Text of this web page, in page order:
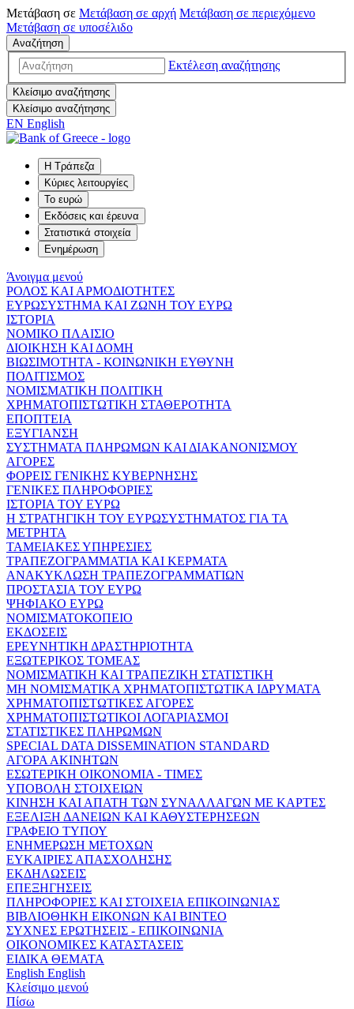
Μετάβαση σε Μετάβαση σε αρχή Μετάβαση σε περιεχόμενο
Μετάβαση σε υποσέλιδο
Αναζήτηση
Εκτέλεση αναζήτησης
Κλείσιμο αναζήτησης
Κλείσιμο αναζήτησης
EN English
Η Τράπεζα
Κύριες λειτουργίες
Το ευρώ
Εκδόσεις και έρευνα
Στατιστικά στοιχεία
Ενημέρωση
Άνοιγμα μενού
ΡΟΛΟΣ ΚΑΙ ΑΡΜΟΔΙΟΤΗΤΕΣ
ΕΥΡΩΣΥΣΤΗΜΑ ΚΑΙ ΖΩΝΗ ΤΟΥ ΕΥΡΩ
ΙΣΤΟΡΙΑ
ΝΟΜΙΚΟ ΠΛΑΙΣΙΟ
ΔΙΟΙΚΗΣΗ ΚΑΙ ΔΟΜΗ
ΒΙΩΣΙΜΟΤΗΤΑ - ΚΟΙΝΩΝΙΚΗ ΕΥΘΥΝΗ
ΠΟΛΙΤΙΣΜΟΣ
ΝΟΜΙΣΜΑΤΙΚΗ ΠΟΛΙΤΙΚΗ
ΧΡΗΜΑΤΟΠΙΣΤΩΤΙΚΗ ΣΤΑΘΕΡΟΤΗΤΑ
ΕΠΟΠΤΕΙΑ
ΕΞΥΓΙΑΝΣΗ
ΣΥΣΤΗΜΑΤΑ ΠΛΗΡΩΜΩΝ ΚΑΙ ΔΙΑΚΑΝΟΝΙΣΜΟΥ
ΑΓΟΡΕΣ
ΦΟΡΕΙΣ ΓΕΝΙΚΗΣ ΚΥΒΕΡΝΗΣΗΣ
ΓΕΝΙΚΕΣ ΠΛΗΡΟΦΟΡΙΕΣ
ΙΣΤΟΡΙΑ ΤΟΥ ΕΥΡΩ
Η ΣΤΡΑΤΗΓΙΚΗ ΤΟΥ ΕΥΡΩΣΥΣΤΗΜΑΤΟΣ ΓΙΑ ΤΑ
ΜΕΤΡΗΤΑ
ΤΑΜΕΙΑΚΕΣ ΥΠΗΡΕΣΙΕΣ
ΤΡΑΠΕΖΟΓΡΑΜΜΑΤΙΑ ΚΑΙ ΚΕΡΜΑΤΑ
ΑΝΑΚΥΚΛΩΣΗ ΤΡΑΠΕΖΟΓΡΑΜΜΑΤΙΩΝ
ΠΡΟΣΤΑΣΙΑ ΤΟΥ ΕΥΡΩ
ΨΗΦΙΑΚΟ ΕΥΡΩ
ΝΟΜΙΣΜΑΤΟΚΟΠΕΙΟ
ΕΚΔΟΣΕΙΣ
ΕΡΕΥΝΗΤΙΚΗ ΔΡΑΣΤΗΡΙΟΤΗΤΑ
ΕΞΩΤΕΡΙΚΟΣ ΤΟΜΕΑΣ
ΝΟΜΙΣΜΑΤΙΚΗ ΚΑΙ ΤΡΑΠΕΖΙΚΗ ΣΤΑΤΙΣΤΙΚΗ
ΜΗ ΝΟΜΙΣΜΑΤΙΚΑ ΧΡΗΜΑΤΟΠΙΣΤΩΤΙΚΑ ΙΔΡΥΜΑΤΑ
ΧΡΗΜΑΤΟΠΙΣΤΩΤΙΚΕΣ ΑΓΟΡΕΣ
ΧΡΗΜΑΤΟΠΙΣΤΩΤΙΚΟΙ ΛΟΓΑΡΙΑΣΜΟΙ
ΣΤΑΤΙΣΤΙΚΕΣ ΠΛΗΡΩΜΩΝ
SPECIAL DATA DISSEMINATION STANDARD
ΑΓΟΡΑ ΑΚΙΝΗΤΩΝ
ΕΣΩΤΕΡΙΚΗ ΟΙΚΟΝΟΜΙΑ - ΤΙΜΕΣ
ΥΠΟΒΟΛΗ ΣΤΟΙΧΕΙΩΝ
ΚΙΝΗΣΗ ΚΑΙ ΑΠΑΤΗ ΤΩΝ ΣΥΝΑΛΛΑΓΩΝ ΜΕ ΚΑΡΤΕΣ
ΕΞΕΛΙΞΗ ΔΑΝΕΙΩΝ ΚΑΙ ΚΑΘΥΣΤΕΡΗΣΕΩΝ
ΓΡΑΦΕΙΟ ΤΥΠΟΥ
ΕΝΗΜΕΡΩΣΗ ΜΕΤΟΧΩΝ
ΕΥΚΑΙΡΙΕΣ ΑΠΑΣΧΟΛΗΣΗΣ
ΕΚΔΗΛΩΣΕΙΣ
ΕΠΕΞΗΓΗΣΕΙΣ
ΠΛΗΡΟΦΟΡΙΕΣ ΚΑΙ ΣΤΟΙΧΕΙΑ ΕΠΙΚΟΙΝΩΝΙΑΣ
ΒΙΒΛΙΟΘΗΚΗ ΕΙΚΟΝΩΝ ΚΑΙ ΒΙΝΤΕΟ
ΣΥΧΝΕΣ ΕΡΩΤΗΣΕΙΣ - ΕΠΙΚΟΙΝΩΝΙΑ
ΟΙΚΟΝΟΜΙΚΕΣ ΚΑΤΑΣΤΑΣΕΙΣ
ΕΙΔΙΚΑ ΘΕΜΑΤΑ
English English
Κλείσιμο μενού
Πίσω